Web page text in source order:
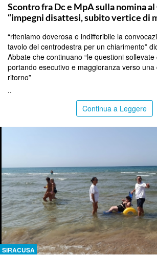
Scontro fra Dc e MpA sulla nomina al
“impegni disattesi, subito vertice di
“riteniamo doverosa e indifferibile la
tavolo del centrodestra per un chiarimento”
Abbate che continuano “le questioni sollevate
portando esecutivo e maggioranza verso una
ritorno”
..
Continua a Leggere
SIRACUSA